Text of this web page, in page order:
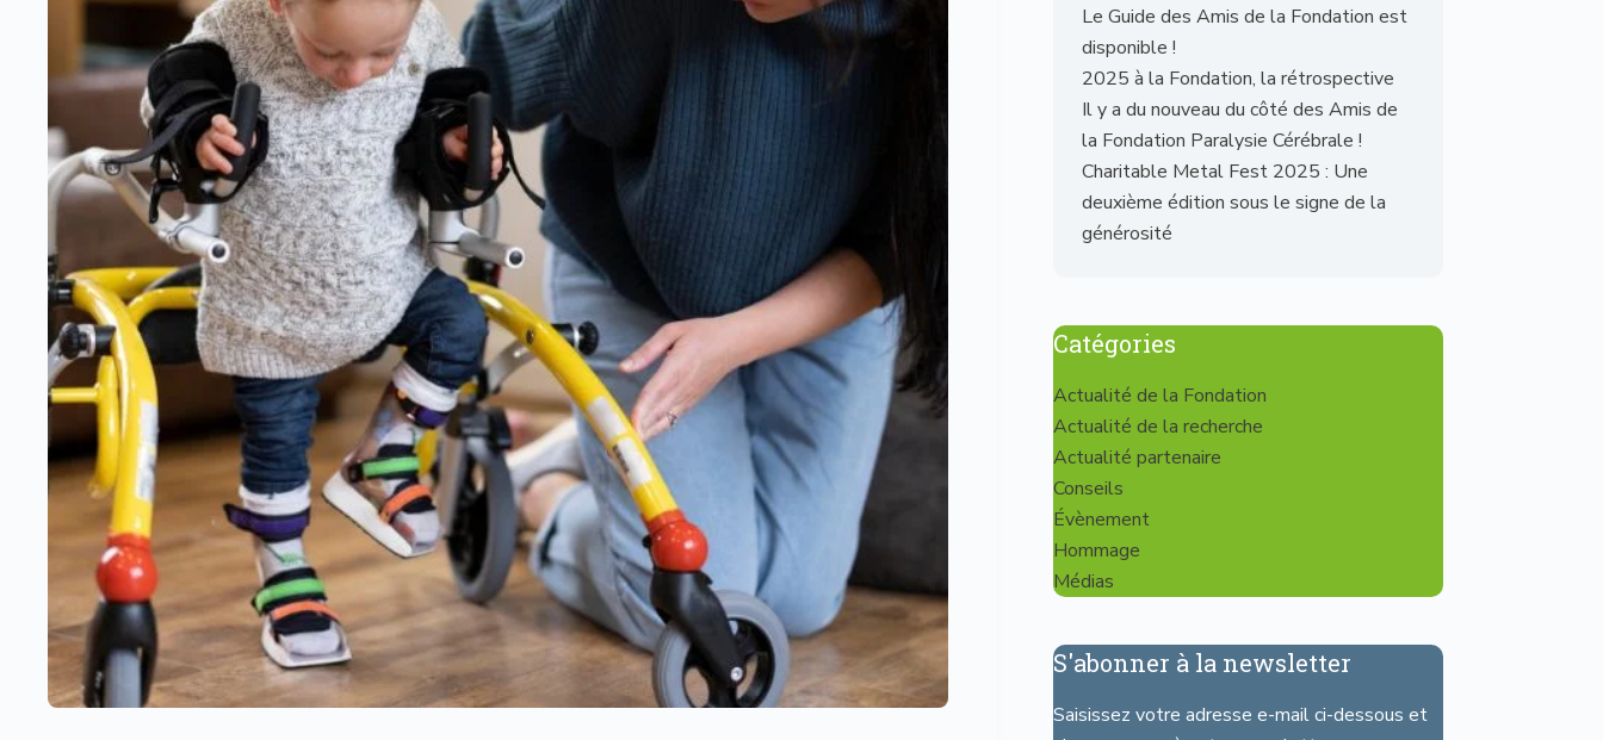
Le Guide des Amis de la Fondation est
disponible !
2025 à la Fondation, la rétrospective
Il y a du nouveau du côté des Amis de
la Fondation Paralysie Cérébrale !
Charitable Metal Fest 2025 : Une
deuxième édition sous le signe de la
générosité
Catégories
Actualité de la Fondation
Actualité de la recherche
Actualité partenaire
Conseils
Évènement
Hommage
Médias
S'abonner à la newsletter
Saisissez votre adresse e-mail ci-dessous et